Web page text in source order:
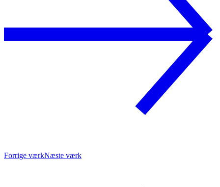
Forrige værkNæste værk